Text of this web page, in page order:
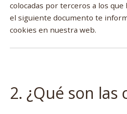
colocadas por terceros a los que
el siguiente documento te
cookies en nuestra web.
2. ¿Qué son las